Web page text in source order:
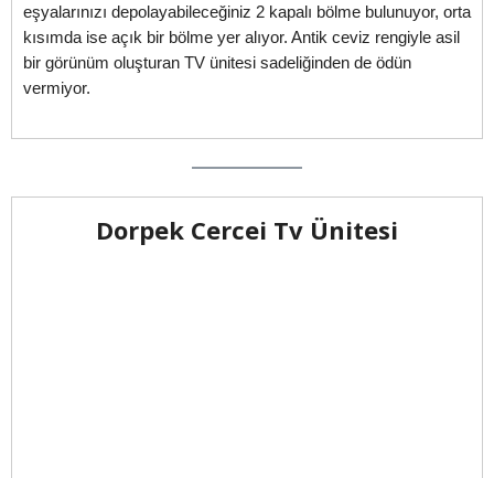
eşyalarınızı depolayabileceğiniz 2 kapalı bölme bulunuyor, orta
kısımda ise açık bir bölme yer alıyor. Antik ceviz rengiyle asil
bir görünüm oluşturan TV ünitesi sadeliğinden de ödün
vermiyor.
Dorpek Cercei Tv Ünitesi